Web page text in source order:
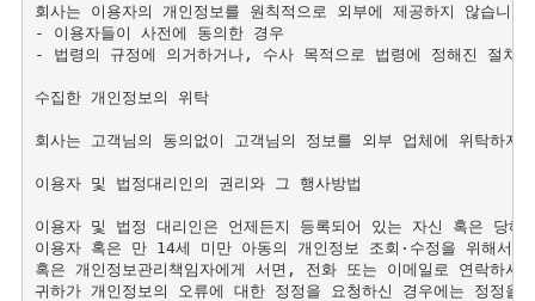
회사는 이용자의 개인정보를 원칙적으로 외부에 제공하지 않습
- 이용자들이 사전에 동의한 경우
- 법령의 규정에 의거하거나, 수사 목적으로 법령에 정해진 절차
수집한 개인정보의 위탁
회사는 고객님의 동의없이 고객님의 정보를 외부 업체에 위탁하
이용자 및 법정대리인의 권리와 그 행사방법
이용자 및 법정 대리인은 언제든지 등록되어 있는 자신 혹은 당
이용자 혹은 만 14세 미만 아동의 개인정보 조회·수정을 위해서
혹은 개인정보관리책임자에게 서면, 전화 또는 이메일로 연락하시
귀하가 개인정보의 오류에 대한 정정을 요청하신 경우에는 정정